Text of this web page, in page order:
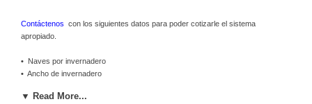
Contáctenos con los siguientes datos para poder cotizarle el sistema
apropiado.
• Naves por invernadero
• Ancho de invernadero
•Altura bajo canaleta
▼ Read More...